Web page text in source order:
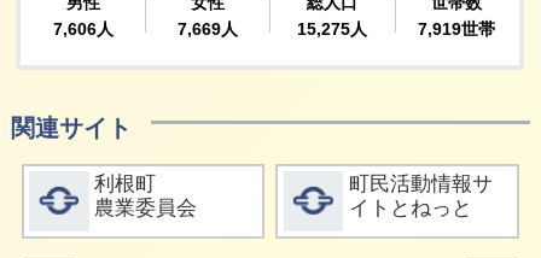
関連サイト
詳細をみる
利根町
農業委員会
詳細をみる
町民活動情報サ
イトとねっと